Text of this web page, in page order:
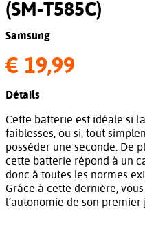
(SM-T585C)
Samsung
€ 19,99
Détails
Cette batterie est idéale si
faiblesses, ou si, tout
posséder une seconde. De
cette batterie répond à un
donc à toutes les normes
Grâce à cette dernière,
l’autonomie de son premier